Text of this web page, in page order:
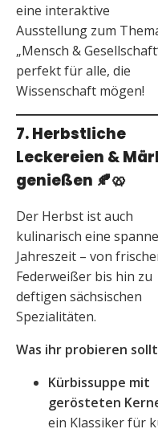
eine interaktive
Ausstellung zum
„Mensch &
perfekt für alle, die
Wissenschaft mögen!
7. Herbstliche
Leckereien &
genießen 🍂🥨
Der Herbst ist auch
kulinarisch eine
Jahreszeit – von
Federweißer bis hin zu
deftigen sächsischen
Spezialitäten.
Was ihr probieren
Kürbissuppe mit
gerösteten
ein Klassiker für